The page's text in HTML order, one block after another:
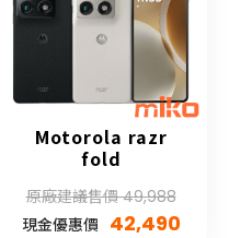
Motorola razr
fold
原廠建議售價 49,988
現金優惠價 42,490